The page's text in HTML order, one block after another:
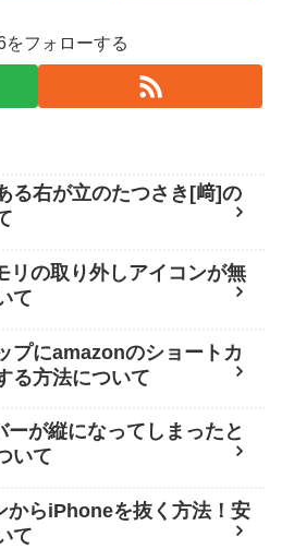
をフォローする
る右が立のたつさき[﨑]の
の取り外しアイコンが無
て
プにamazonのショートカ
る方法について
が縦になってしまったと
いて
らiPhoneを抜く方法！安
て